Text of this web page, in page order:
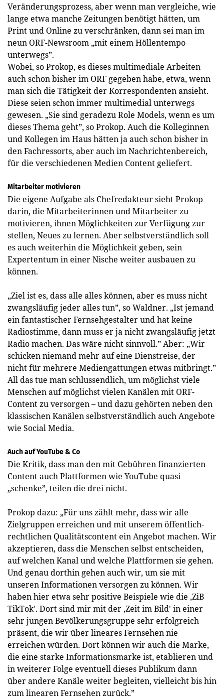
Veränderungsprozess, aber wenn man vergleiche, wie
lange etwa manche Zeitungen benötigt hätten, um
Print und Online zu verschränken, dann sei man im
neun ORF-Newsroom „mit einem Höllentempo
unterwegs”.
Wobei, so Prokop, es dieses multimediale Arbeiten
auch schon bisher im ORF gegeben habe, etwa, wenn
man sich die Tätigkeit der Korrespondenten ansieht.
Diese seien schon immer multimedial unterwegs
gewesen. „Sie sind geradezu Role Models, wenn es um
dieses Thema geht”, so Prokop. Auch die Kolleginnen
und Kollegen im Haus hätten ja auch schon bisher in
den Fachressorts, aber auch im Nachrichtenbereich,
für die verschiedenen Medien Content geliefert.
Mitarbeiter motivieren
Die eigene Aufgabe als Chefredakteur sieht Prokop
darin, die Mitarbeiterinnen und Mitarbeiter zu
motivieren, ihnen Möglichkeiten zur Verfügung zur
stellen, Neues zu lernen. Aber selbstverständlich soll
es auch weiterhin die Möglichkeit geben, sein
Expertentum in einer Nische weiter ausbauen zu
können.
„Ziel ist es, dass alle alles können, aber es muss nicht
zwangsläufig jeder alles tun”, so Waldner. „Ist jemand
ein fantastischer Fernsehgestalter und hat keine
Radiostimme, dann muss er ja nicht zwangsläufig jetzt
Radio machen. Das wäre nicht sinnvoll.” Aber: „Wir
schicken niemand mehr auf eine Dienstreise, der
nicht für mehrere Mediengattungen etwas mitbringt.”
All das tue man schlussendlich, um möglichst viele
Menschen auf möglichst vielen Kanälen mit ORF-
Content zu versorgen – und dazu gehörten neben den
klassischen Kanälen selbstverständlich auch Angebote
wie Social Media.
Auch auf YouTube & Co
Die Kritik, dass man den mit Gebühren finanzierten
Content auch Plattformen wie YouTube quasi
„schenke”, teilen die drei nicht.
Prokop dazu: „Für uns zählt mehr, dass wir alle
Zielgruppen erreichen und mit unserem öffentlich-
rechtlichen Qualitätscontent ein Angebot machen. Wir
akzeptieren, dass die Menschen selbst entscheiden,
auf welchen Kanal und welche Plattformen sie gehen.
Und genau dorthin gehen auch wir, um sie mit
unseren Informationen versorgen zu können. Wir
haben hier etwa sehr positive Beispiele wie die ‚ZiB
TikTok'. Dort sind mir mit der ‚Zeit im Bild' in einer
sehr jungen Bevölkerungsgruppe sehr erfolgreich
präsent, die wir über lineares Fernsehen nie
erreichen würden. Dort können wir auch die Marke,
die eine starke Informationsmarke ist, etablieren und
in weiterer Folge eventuell dieses Publikum dann
über andere Kanäle weiter begleiten, vielleicht bis hin
zum linearen Fernsehen zurück.”